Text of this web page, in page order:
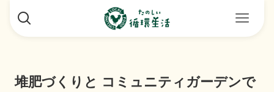
堆肥づくりと コミュニティガーデンで